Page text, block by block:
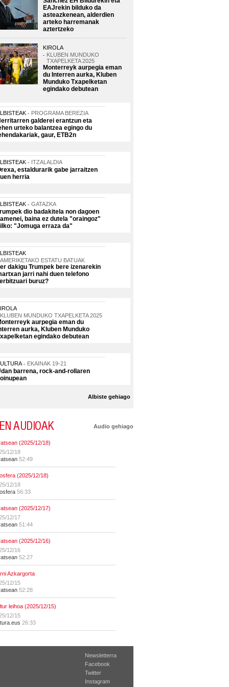
EAJrekin bilduko da
asteazkenean, alderdien
arteko harremanak
aztertzeko
KIROLA
KLUBEN MUNDUKO
TXAPELKETA 2025
Monterreyk aurpegia eman
du Interren aurka, Kluben
Munduko Txapelketan
egindako debutean
PROGRAMA BEREZIA
galderei erantzun eta
urteko balantzea egingo du
gaur, ETB2n
ITZALALDIA
estaldurarik gabe jarraitzen
herria
GATAZKA
dio badakitela non dagoen
baina ez dutela "oraingoz"
"Jomuga erraza da"
AMERIKETAKO ESTATU BATUAK
dakigu Trumpek bere izenarekin
jarri nahi duen telefono
buruz?
KLUBEN MUNDUKO TXAPELKETA 2025
aurpegia eman du
aurka, Kluben Munduko
egindako debutean
EKAINAK 19-21
barrena, rock-and-rollaren
Albiste gehiago
AUDIOAK Audio gehiago
(2025/12/18)
12/18
52:49
(2025/12/18)
12/18
56:33
(2025/12/17)
12/17
51:44
(2025/12/16)
12/16
52:27
Azkargorta
12/15
52:28
leihoa (2025/12/15)
12/15
26:33
Newsletterra
Facebook
Twitter
Instagram